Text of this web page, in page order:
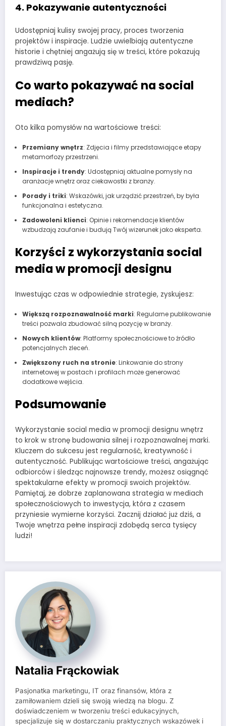
4. Pokazywanie autentyczności
Udostępniaj kulisy swojej pracy, proces tworzenia
projektów i inspiracje. Ludzie uwielbiają autentyczne
historie i chętniej angażują się w treści, które pokazują
prawdziwą pasję.
Co warto pokazywać na social
mediach?
Oto kilka pomysłów na wartościowe treści:
Przemiany wnętrz: Zdjęcia i filmy przedstawiające etapy
metamorfozy przestrzeni.
Inspiracje i trendy: Udostępniaj aktualne pomysły na
aranżacje wnętrz oraz ciekawostki z branży.
Porady i triki: Wskazówki, jak urządzić przestrzeń, by była
funkcjonalna i estetyczna.
Zadowoleni klienci: Opinie i rekomendacje klientów
wzbudzają zaufanie i budują Twój wizerunek jako eksperta.
Korzyści z wykorzystania social
media w promocji designu
Inwestując czas w odpowiednie strategie, zyskujesz:
Większą rozpoznawalność marki: Regularne publikowanie
treści pozwala zbudować silną pozycję w branży.
Nowych klientów: Platformy społecznościowe to źródło
potencjalnych zleceń.
Zwiększony ruch na stronie: Linkowanie do strony
internetowej w postach i profilach może generować
dodatkowe wejścia.
Podsumowanie
Wykorzystanie social media w promocji designu wnętrz
to krok w stronę budowania silnej i rozpoznawalnej marki.
Kluczem do sukcesu jest regularność, kreatywność i
autentyczność. Publikując wartościowe treści, angażując
odbiorców i śledząc najnowsze trendy, możesz osiągnąć
spektakularne efekty w promocji swoich projektów.
Pamiętaj, że dobrze zaplanowana strategia w mediach
społecznościowych to inwestycja, która z czasem
przyniesie wymierne korzyści. Zacznij działać już dziś, a
Twoje wnętrza pełne inspiracji zdobędą serca tysięcy
ludzi!
Natalia Frąckowiak
Pasjonatka marketingu, IT oraz finansów, która z
zamiłowaniem dzieli się swoją wiedzą na blogu. Z
doświadczeniem w tworzeniu treści edukacyjnych,
specjalizuje się w dostarczaniu praktycznych wskazówek i